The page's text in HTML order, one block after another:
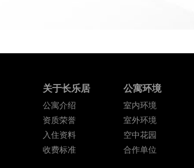
关于长乐居
公寓介绍
资质荣誉
入住资料
收费标准
公寓环境
室内环境
室外环境
空中花园
合作单位